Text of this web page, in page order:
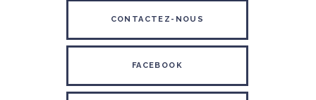
CONTACTEZ-NOUS
FACEBOOK